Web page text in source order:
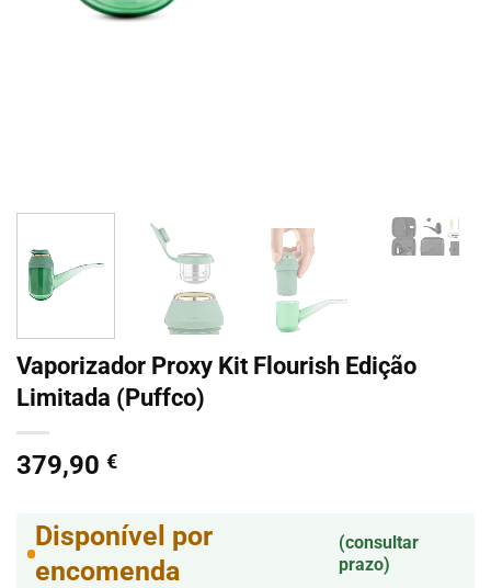
Vaporizador Proxy Kit Flourish Edição
Limitada (Puffco)
379,90 €
Disponível por
encomenda
(consultar
prazo)